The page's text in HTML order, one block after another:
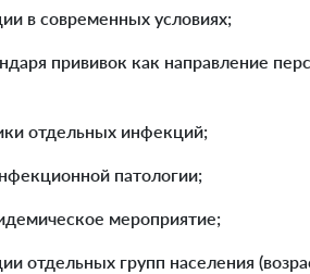
в современных условиях;
прививок как направление
отдельных инфекций;
патологии;
мероприятие;
отдельных групп населения